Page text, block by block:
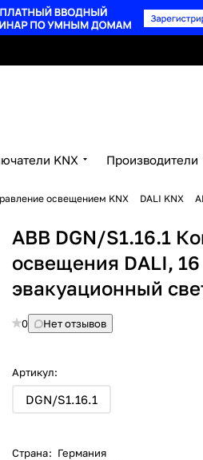
KNX Производители
освещением KNX DALI KNX
ABB DGN/S1.16.1
освещения DALI, 16
эвакуационный
0 Нет отзывов
Артикул:
DGN/S1.16.1
Страна: Германия